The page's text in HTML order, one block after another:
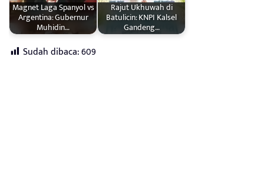
Magnet Laga Spanyol vs
Argentina: Gubernur
Muhidin…
Rajut Ukhuwah di
Batulicin: KNPI Kalsel
Gandeng…
Sudah dibaca:609